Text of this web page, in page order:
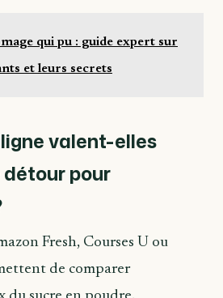
qui pu : guide expert sur
et leurs secrets
valent-elles
pour
Fresh, Courses U ou
de comparer